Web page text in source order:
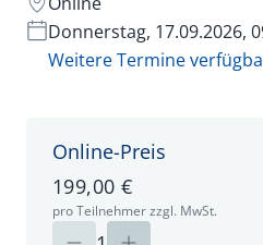
Donnerstag, 17.09.2026,
Weitere Termine
Online-Preis
199,00 €
pro Teilnehmer zzgl. MwSt.